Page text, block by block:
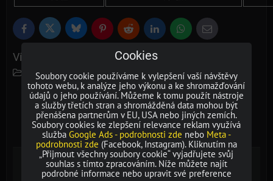
FacebookTwitter BlueskyPinterestReddit LinkedInWhatsApp
E-
mail
Více z kategorie
Hooligan Plavky
Galerie Doplňující informace
Recenze 0 Diskuse 0
Galerie
Cookies
Soubory cookie používáme k vylepšení vaší návštěvy
tohoto webu, k analýze jeho výkonu a ke shromažďování
údajů o jeho používání. Můžeme k tomu použít nástroje
a služby třetích stran a shromážděná data mohou být
přenášena partnerům v EU, USA nebo jiných zemích.
Soubory cookies ke zlepšení relevance reklam využívá
služba Google Ads - podrobnosti zde nebo Meta -
podrobnosti zde (Facebook, Instagram). Kliknutím na
„Přijmout všechny soubory cookie“ vyjadřujete svůj
souhlas s tímto zpracováním. Níže můžete najít
podrobné informace nebo upravit své preference